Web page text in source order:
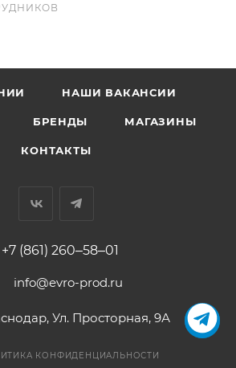
НАШИ ВАКАНСИИ
БРЕНДЫ МАГАЗИНЫ
КОНТАКТЫ
+7 (861) 260‒58‒01
info@evro-prod.ru
​Ул. Просторная, 9А
КОНФИДЕНЦИАЛЬНОСТИ